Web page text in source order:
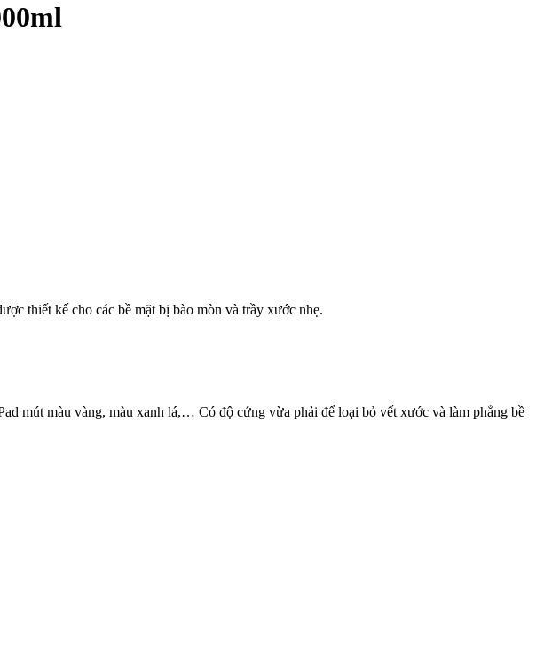
thiết kế cho các bề mặt bị bào mòn và trầy xước nhẹ.
mút màu vàng, màu xanh lá,… Có độ cứng vừa phải để loại bỏ vết xước và làm phẳng bề